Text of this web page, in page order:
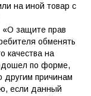
на иной товар с
«О защите прав
обменять
качества на
по форме,
другим причинам
если данный